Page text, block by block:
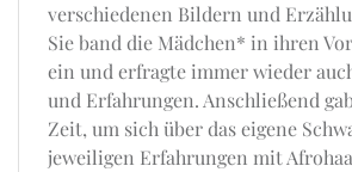
verschiedenen Bildern und
Sie band die Mädchen* in ihren
ein und erfragte immer wieder
und Erfahrungen. Anschließend
Zeit, um sich über das eigene
jeweiligen Erfahrungen mit